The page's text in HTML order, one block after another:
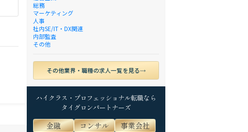
総務
マーケティング
人事
社内SE/IT・DX関連
内部監査
その他
その他業界・職種の求人一覧を見る
ハイクラス・プロフェッショナル転職なら
タイグロンパートナーズ
金融 コンサル 事業会社